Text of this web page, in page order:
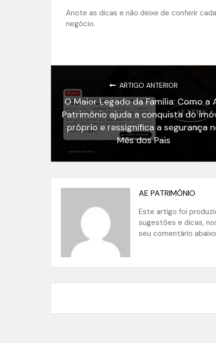
Anote as dicas e não deixe de conferir
negócio.
ARTIGO ANTERIOR
O Maior Legado da Família: Como a
Patrimônio ajuda a conquista do
próprio e ressignifica a segurança
Mês dos Pais
AE PATRIMÔNIO
Este artigo foi
sugestões e dicas,
seu comentário